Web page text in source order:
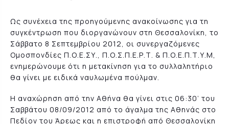
Ως συνέχεια της προηγούμενης ανακοίνωσης για τη
συγκέντρωση που διοργανώνουν στη Θεσσαλονίκη, το
Σάββατο 8 Σεπτεμβρίου 2012, οι συνεργαζόμενες
Ομοσπονδίες Π.Ο.Ε.ΣΥ., Π.Ο.Σ.Π.Ε.Ρ.Τ. & Π.Ο.Ε.Π.Τ.Υ.Μ,
ενημερώνουμε ότι η μετακίνηση για το συλλαλητήριο
θα γίνει με ειδικά ναυλωμένα πούλμαν.
Η αναχώρηση από την Αθήνα θα γίνει στις 06:30’ του
Σαββάτου 08/09/2012 από το άγαλμα της Αθηνάς στο
Πεδίον του Άρεως και η επιστροφή από Θεσσαλονίκη